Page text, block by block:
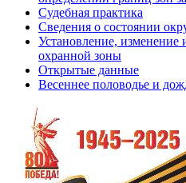
Судебная практика
Сведения о состоянии
Установление, изменение
охранной зоны
Открытые данные
Весеннее половодье и